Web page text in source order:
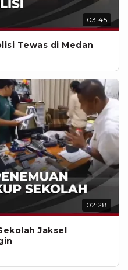
03:45
Tewas di Medan
02:28
Jaksel